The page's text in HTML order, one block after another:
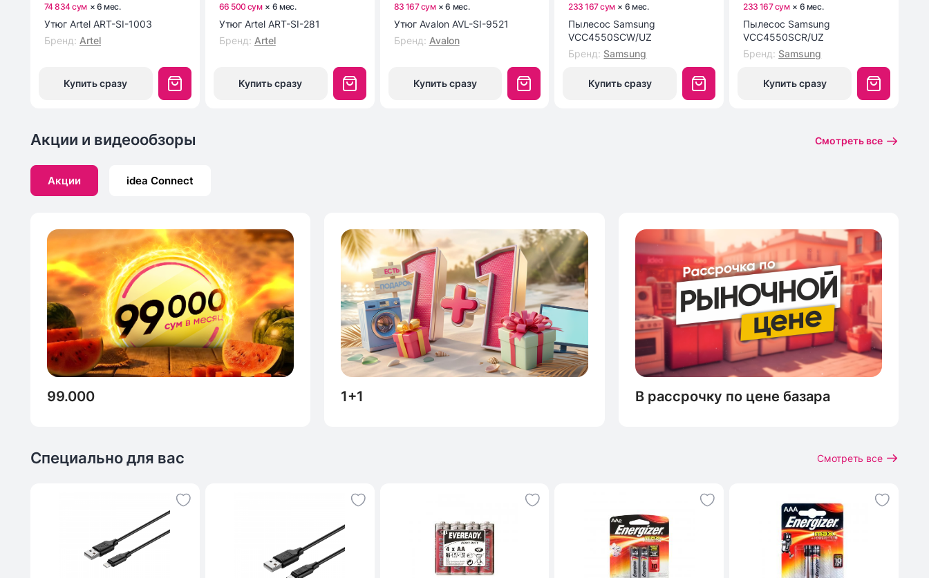
74 834 сум × 6 мес.
Утюг Artel ART-SI-1003
Бренд: Artel
Купить сразу
66 500 сум × 6 мес.
Утюг Artel ART-SI-281
Бренд: Artel
Купить сразу
83 167 сум ×6 мес.
Утюг Avalon AVL-SI-9521
Бренд: Avalon
Купить сразу
233 167 сум × 6 мес.
Пылесос Samsung
VCC4550SCW/UZ
Бренд: Samsung
Купить сразу
233 167 сум × 6 мес.
Пылесос Samsung
VCC4550SCR/UZ
Бренд: Samsung
Купить сразу
Акции и видеообзоры Смотреть все
Акции idea Connect
99.000 1+1 В рассрочку по цене базара
Специально для вас Смотреть все